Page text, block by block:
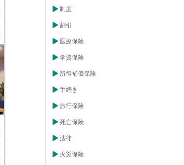
制度
割引
医療保険
学資保険
所得補償保険
手続き
旅行保険
死亡保険
法律
火災保険